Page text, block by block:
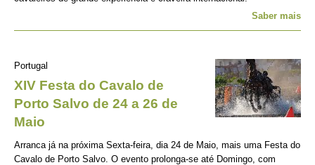
Saber mais
Portugal
XIV Festa do Cavalo de
Porto Salvo de 24 a 26 de
Maio
Arranca já na próxima Sexta-feira, dia 24 de Maio, mais uma Festa do
Cavalo de Porto Salvo. O evento prolonga-se até Domingo, com